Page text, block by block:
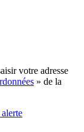
votre adresse
» de la